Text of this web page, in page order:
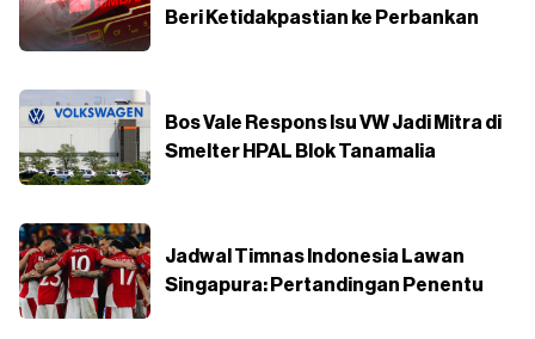
Beri Ketidakpastian ke Perbankan
Bos Vale Respons Isu VW Jadi Mitra di
Smelter HPAL Blok Tanamalia
Jadwal Timnas Indonesia Lawan
Singapura: Pertandingan Penentu